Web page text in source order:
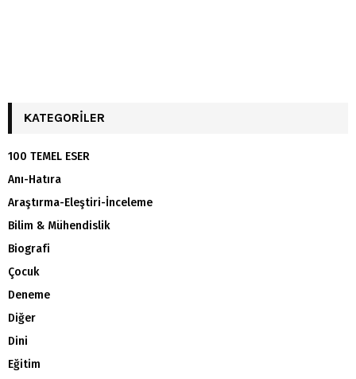
KATEGORILER
100 TEMEL ESER
Anı-Hatıra
Araştırma-Eleştiri-İnceleme
Bilim & Mühendislik
Biografi
Çocuk
Deneme
Diğer
Dini
Eğitim